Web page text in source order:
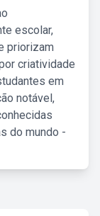
escolar,
priorizam
criatividade
em
notável,
do mundo -